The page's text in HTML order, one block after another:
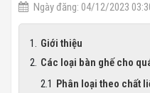
Ngày đăng: 04/12/2023
Giới thiệu
Các loại bàn ghế cho
Phân loại theo chất